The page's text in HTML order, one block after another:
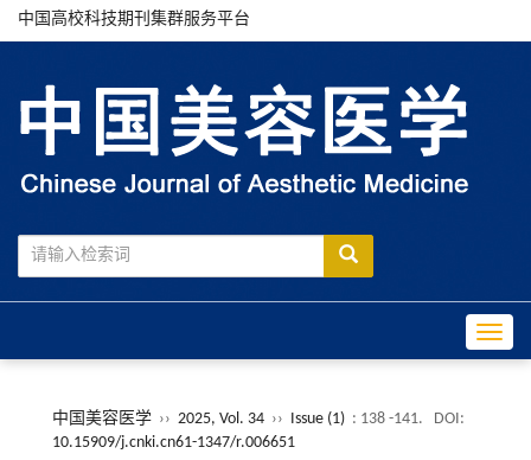
中国高校科技期刊集群服务平台
中国美容医学 ›› 2025, Vol. 34 ›› Issue (1) : 138 -141.
DOI:
10.15909/j.cnki.cn61-1347/r.006651